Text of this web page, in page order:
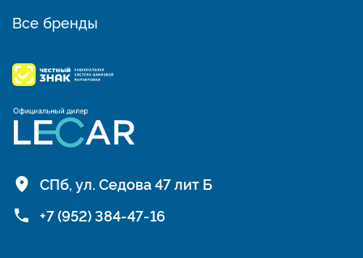
Все бренды
СПб, ул. Седова 47 лит Б
+7 (952) 384-47-16